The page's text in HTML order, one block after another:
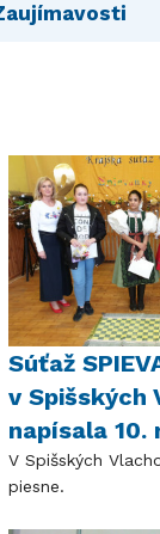
Súťaž
v Spišských
napísala 10.
V Spišských
piesne.